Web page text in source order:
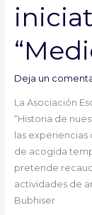
Deja un
La Asociación
“Historia de
las
de acogida
pretende
actividades de
Bubhiser
pan
y
un
libro”